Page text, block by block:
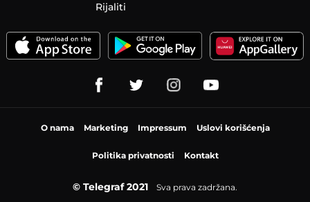
Rijaliti
O nama Marketing Impressum Uslovi korišćenja
Politika privatnosti Kontakt
© Telegraf 2021 Sva prava zadržana.